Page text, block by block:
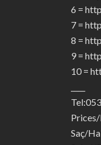
6 =
7 =
8 =
9 =
10 =
Saç/